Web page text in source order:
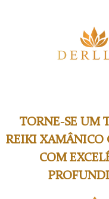
TORNE-SE UM
REIKI XAMÂNICO
COM